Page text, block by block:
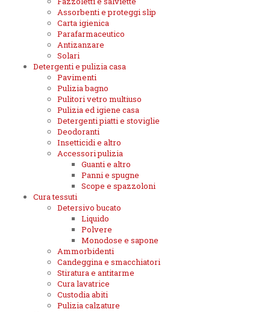
Assorbenti e proteggi slip
Carta igienica
Parafarmaceutico
Antizanzare
Solari
Detergenti e pulizia casa
Pavimenti
Pulizia bagno
Pulitori vetro multiuso
Pulizia ed igiene casa
Detergenti piatti e stoviglie
Deodoranti
Insetticidi e altro
Accessori pulizia
Guanti e altro
Panni e spugne
Scope e spazzoloni
Cura tessuti
Detersivo bucato
Liquido
Polvere
Monodose e sapone
Ammorbidenti
Candeggina e smacchiatori
Stiratura e antitarme
Cura lavatrice
Custodia abiti
Pulizia calzature